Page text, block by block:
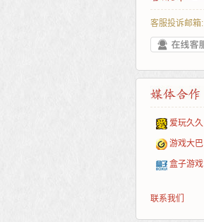
客服投诉邮箱:
爱玩久久
游戏大巴
盒子游戏
联系我们